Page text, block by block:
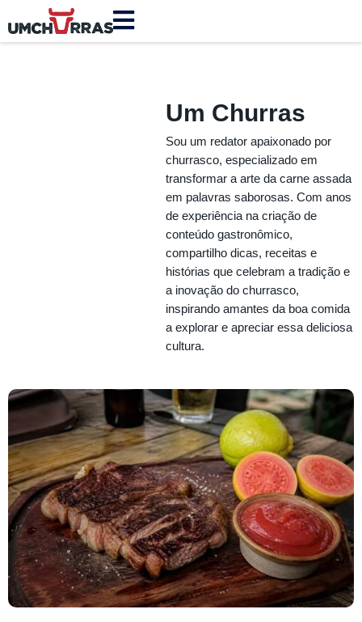
Um Churras
Sou um redator apaixonado por
churrasco, especializado em
transformar a arte da carne assada
em palavras saborosas. Com anos
de experiência na criação de
conteúdo gastronômico,
compartilho dicas, receitas e
histórias que celebram a tradição e
a inovação do churrasco,
inspirando amantes da boa comida
a explorar e apreciar essa deliciosa
cultura.